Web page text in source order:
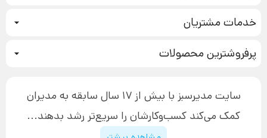
بازاریابی عصبی
تبلیغ نویسی
افزایش عملکرد
چگونه کتاب بنویسیم
دوره اینستاگرام
خدمات مشتریان
آموزش دسترسی به دانلود فایل‌ها
پیگیری سفارش
پشتیبانی
پرفروشترین محصولاتدوره جدید سیستم سازی
سایت مدیرسبز با بیش از 17 سال سابقه به مدیران
کمک می‌کند کسب‌و‌کارشان را سریع‌تر رشد بدهند...